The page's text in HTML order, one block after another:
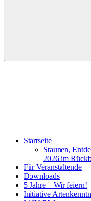
Startseite
Staunen,
2026 im
Für Veranstaltende
Downloads
5 Jahre – Wir feiern!
Initiative